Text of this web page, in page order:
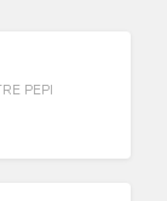
PEPI